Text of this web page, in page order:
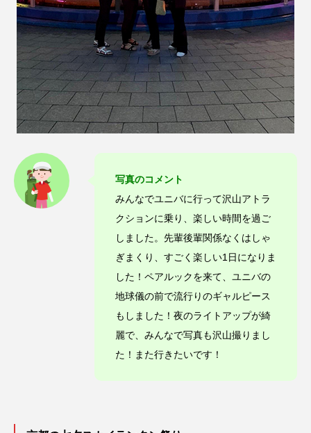
写真のコメント
みんなでユニバに行って沢山アトラ
クションに乗り、楽しい時間を過ご
しました。先輩後輩関係なくはしゃ
ぎまくり、すごく楽しい1日になりま
した！ペアルックを来て、ユニバの
地球儀の前で流行りのギャルピース
もしました！夜のライトアップが綺
麗で、みんなで写真も沢山撮りまし
た！また行きたいです！